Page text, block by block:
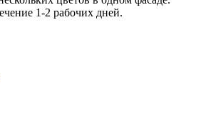
1-2 рабочих дней.